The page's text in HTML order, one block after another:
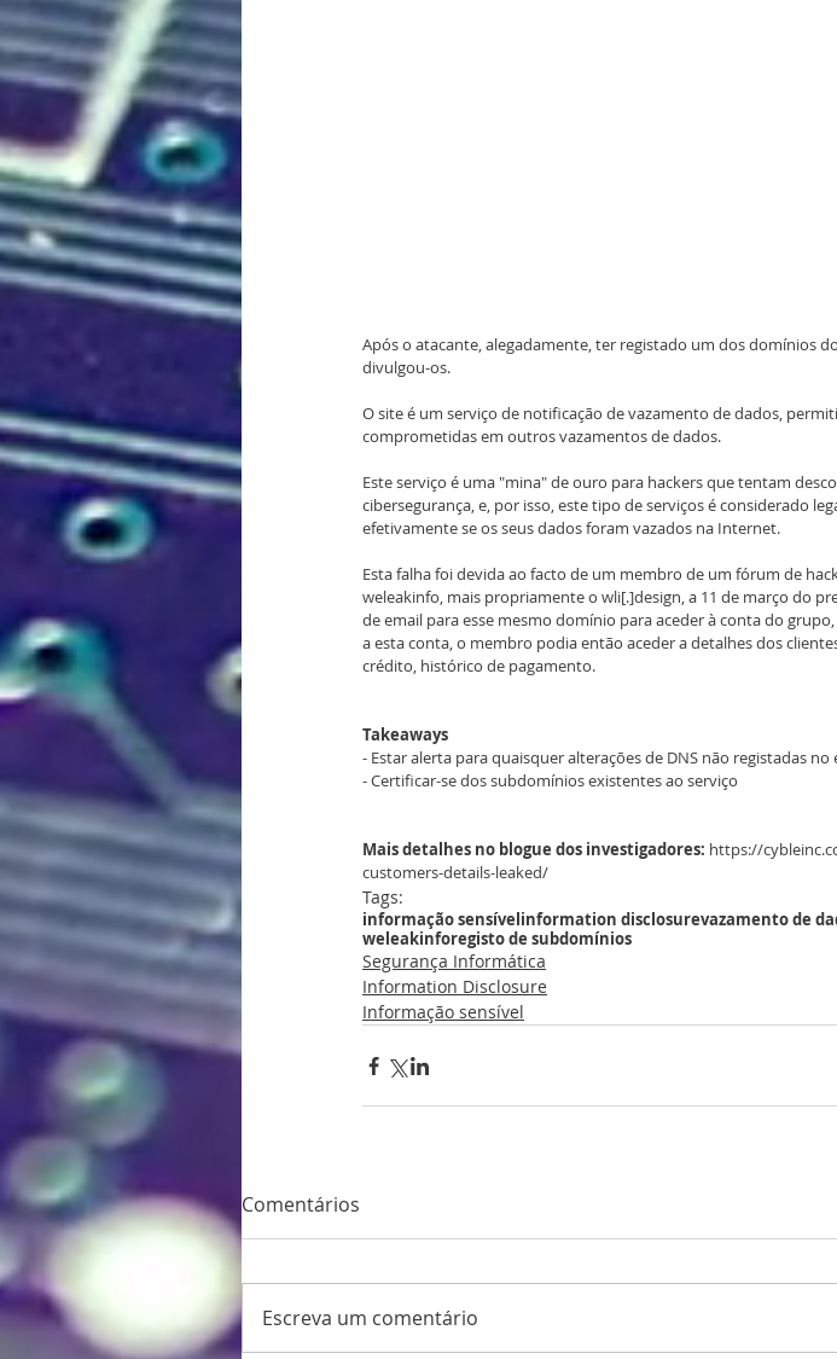
Após o atacante, alegadamente, ter registado um dos domínios
divulgou-os.
O site é um serviço de notificação de vazamento de dados,
comprometidas em outros vazamentos de dados.
Este serviço é uma "mina" de ouro para hackers que tentam
cibersegurança, e, por isso, este tipo de serviços é considerado
efetivamente se os seus dados foram vazados na Internet.
Esta falha foi devida ao facto de um membro de um fórum de
weleakinfo, mais propriamente o wli[.]design, a 11 de março do
de email para esse mesmo domínio para aceder à conta do
a esta conta, o membro podia então aceder a detalhes dos
crédito, histórico de pagamento.
Takeaways
- Estar alerta para quaisquer alterações de DNS não registadas
- Certificar-se dos subdomínios existentes ao serviço
Mais detalhes no blogue dos investigadores: https://
customers-details-leaked/
Tags:
informação sensívelinformation disclosurevazamento de
weleakinforegisto de subdomínios
Segurança Informática
Information Disclosure
Informação sensível
Comentários
Escreva um comentário